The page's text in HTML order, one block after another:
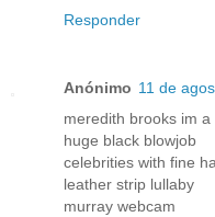
Responder
Anónimo 11 de
meredith brooks im a
huge black blowjob
celebrities with fine
leather strip lullaby
murray webcam